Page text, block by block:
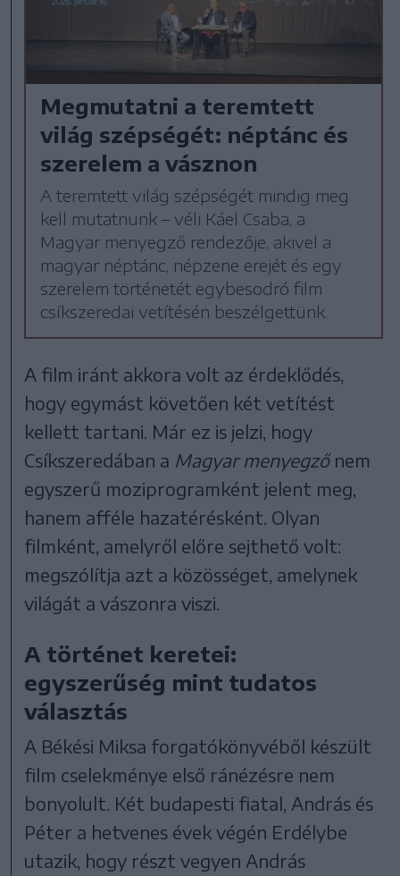
Megmutatni a teremtett
világ szépségét: néptánc és
szerelem a vásznon
A teremtett világ szépségét mindig meg
kell mutatnunk – véli Káel Csaba, a
Magyar menyegző rendezője, akivel a
magyar néptánc, népzene erejét és egy
szerelem történetét egybesodró film
csíkszeredai vetítésén beszélgettünk.
A film iránt akkora volt az érdeklődés,
hogy egymást követően két vetítést
kellett tartani. Már ez is jelzi, hogy
Csíkszeredában a Magyar menyegzőnem
egyszerű moziprogramként jelent meg,
hanem afféle hazatérésként. Olyan
filmként, amelyről előre sejthető volt:
megszólítja azt a közösséget, amelynek
világát a vászonra viszi.
A történet keretei:
egyszerűség mint tudatos
választás
A Békési Miksa forgatókönyvéből készült
film cselekménye első ránézésre nem
bonyolult. Két budapesti fiatal, András és
Péter a hetvenes évek végén Erdélybe
utazik, hogy részt vegyen András